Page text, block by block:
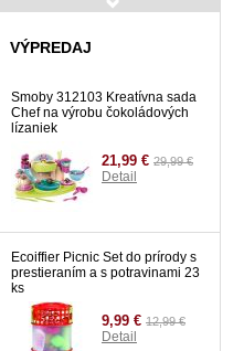
Hopsadlo Rainforest
Detail
VÝPREDAJ
Smoby 312103 Kreatívna sada
Chef na výrobu čokoládových
lízaniek
21,99 € 29,99 €
Detail
Ecoiffier Picnic Set do prírody s
prestieraním a s potravinami 23
ks
9,99 € 12,99 €
Detail